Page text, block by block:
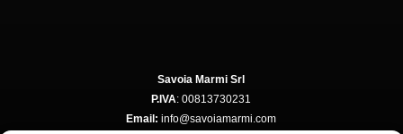
Savoia Marmi Srl
P.IVA: 00813730231
Email: info@savoiamarmi.com